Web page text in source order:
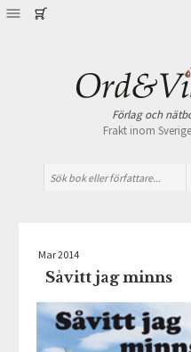
Förlag och
Frakt inom
Mar 2014
Såvitt jag minns